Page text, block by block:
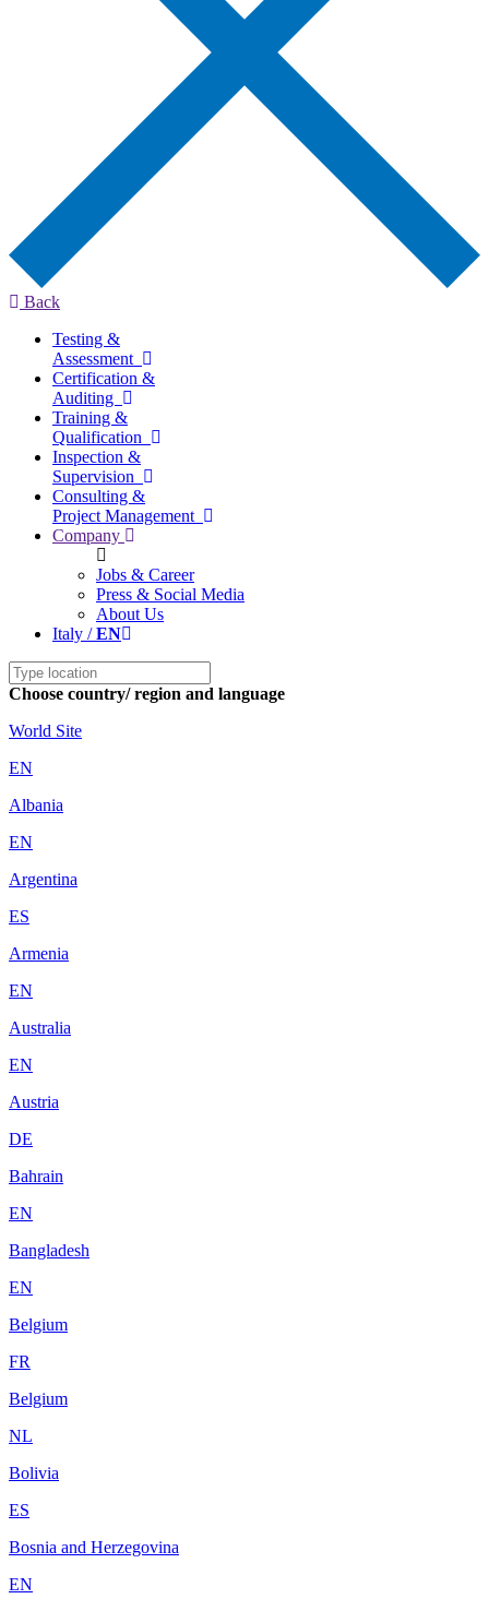
Back
Testing &
Assessment
Certification &
Auditing
Training &
Qualification
Inspection &
Supervision
Consulting &
Project Management
Company
Jobs & Career
Press & Social Media
About Us
Italy /EN
Choose country/ region and language
World Site
EN
Albania
EN
Argentina
ES
Armenia
EN
Australia
EN
Austria
DE
Bahrain
EN
Bangladesh
EN
Belgium
FR
Belgium
NL
Bolivia
ES
Bosnia and Herzegovina
EN